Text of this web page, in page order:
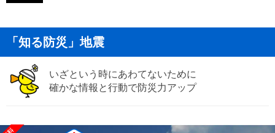
「知る防災」地震
いざという時にあわてないために
確かな情報と行動で防災力アップ